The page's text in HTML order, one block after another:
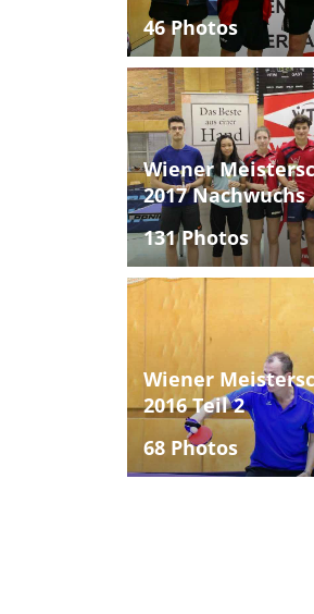
46 Photos
Wiener
2017 Nachwuchs
131 Photos
Wiener
2016 Teil 2
68 Photos